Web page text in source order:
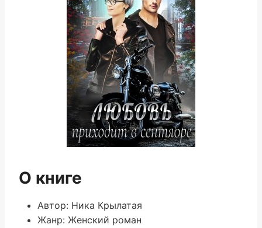
О книге
Автор: Ника Крылатая
Жанр: Женский роман